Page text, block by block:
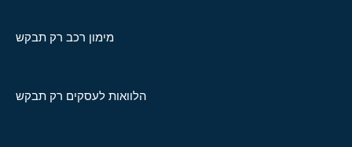
מימון רכב רק תבקש
הלוואות לעסקים רק תבקש